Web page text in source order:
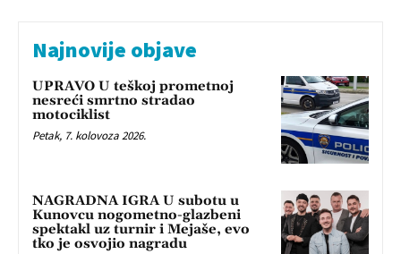
Najnovije objave
UPRAVO U teškoj prometnoj
nesreći smrtno stradao
motociklist
Petak, 7. kolovoza 2026.
NAGRADNA IGRA U subotu u
Kunovcu nogometno-glazbeni
spektakl uz turnir i Mejaše, evo
tko je osvojio nagradu